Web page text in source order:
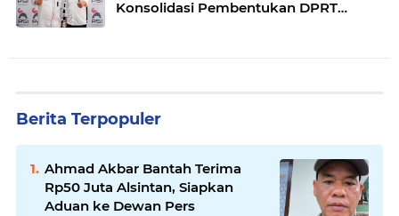
Konsolidasi Pembentukan DPRT
Berita Terpopuler
Ahmad Akbar Bantah Terima
Rp50 Juta Alsintan, Siapkan
Aduan ke Dewan Pers